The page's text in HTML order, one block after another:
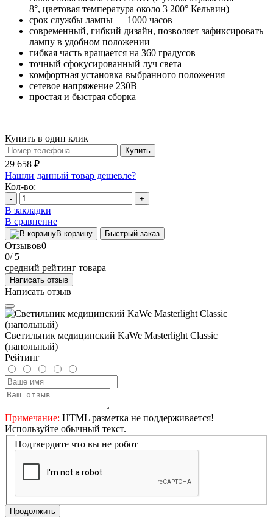
8°, цветовая температура около 3 200° Кельвин)
срок службы лампы — 1000 часов
современный, гибкий дизайн, позволяет зафиксировать
лампу в удобном положении
гибкая часть вращается на 360 градусов
точный сфокусированный луч света
комфортная установка выбранного положения
сетевое напряжение 230В
простая и быстрая сборка
Купить в один клик
Купить
29 658 ₽
Нашли данный товар дешевле?
Кол-во:
- +
В закладки
В сравнение
В корзину Быстрый заказ
Отзывов0
0/ 5
средний рейтинг товара
Написать отзыв
Написать отзыв
Светильник медицинский KaWe Masterlight Classic
(напольный)
Рейтинг
Примечание: HTML разметка не поддерживается!
Используйте обычный текст.
Подтвердите что вы не робот
Продолжить